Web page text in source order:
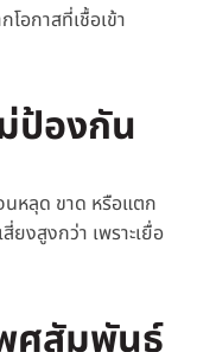
โอกาสที่เชื้อเข้า
ป้องกัน
นหลุด ขาด หรือแตก
งสูงกว่า เพราะเยื่อ
ศสัมพันธ์